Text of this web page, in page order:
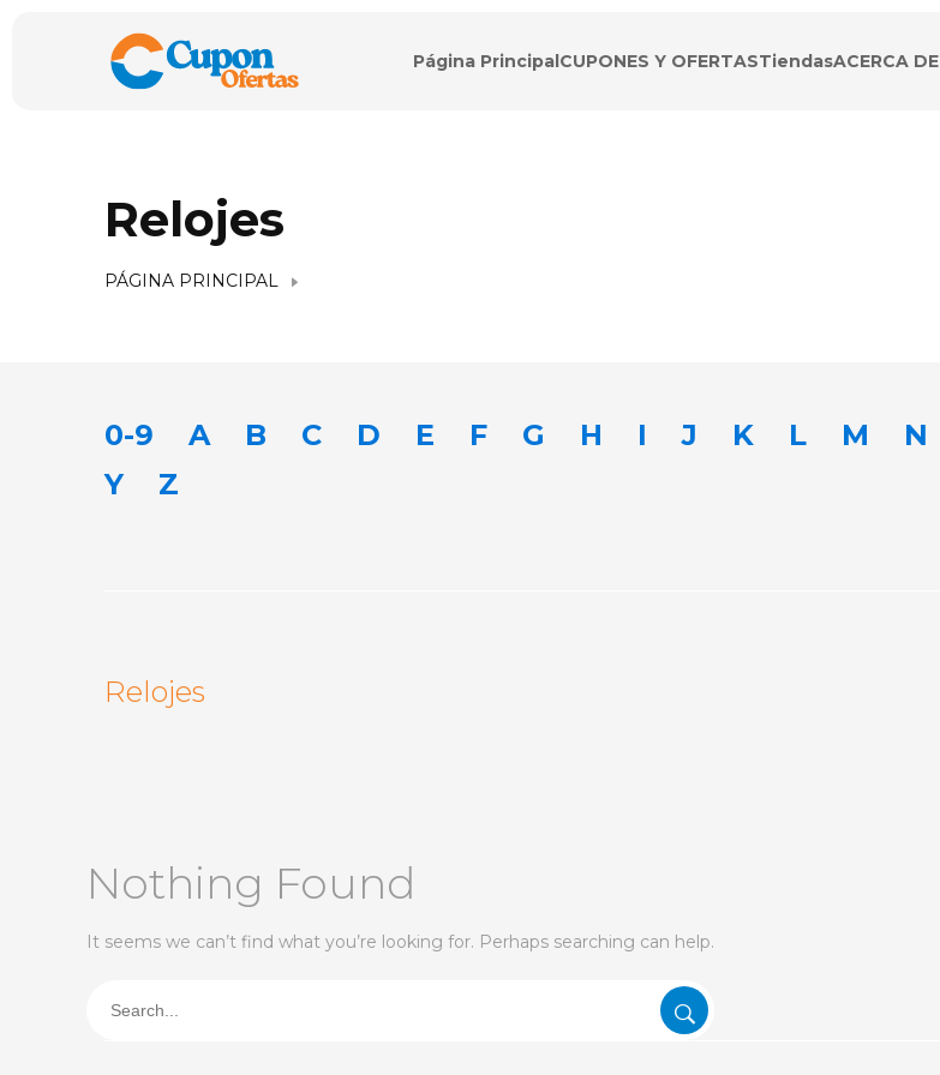
Página PrincipalCUPONES Y OFERTASTiendasACERCA DE
Relojes
PÁGINA PRINCIPAL
0-9 A B C D E F G H I J K L M N
Y
Z
Relojes
Nothing Found
It seems we can’t find what you’re looking for. Perhaps searching can help.